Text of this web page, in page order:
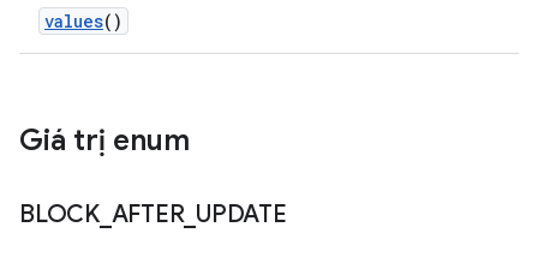
values()
Giá trị enum
BLOCK_ AFTER_ UPDATE